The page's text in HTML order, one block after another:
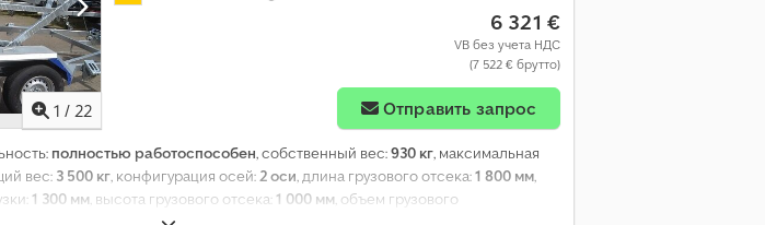
1 / 22
6 321 €
VB без учета НДС
(7 522 € брутто)
Отправить запрос
полностью работоспособен, собственный вес:930 кг, максимальная
вес: 3 500 кг, конфигурация осей:2 оси, длина грузового отсека:1 800 мм,
1 300 мм, высота грузового отсека:1 000 мм, объем грузового